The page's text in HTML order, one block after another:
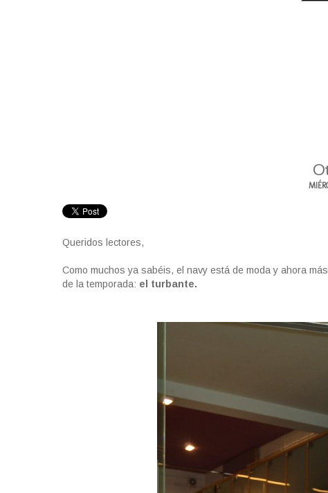
Queridos lectores,
Como muchos ya sabéis, el navy está de moda y ahora
de la temporada: el turbante.